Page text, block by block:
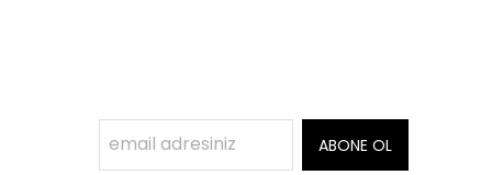
ABONE OL